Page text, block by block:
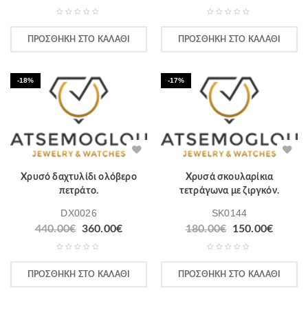
ΠΡΟΣΘΉΚΗ ΣΤΟ ΚΑΛΆΘΙ ΠΡΟΣΘΉΚΗ ΣΤΟ ΚΑΛΆΘΙ
-18%
Χρυσό δαχτυλίδι ολόβερο
πετράτο.
DX0026
440.00€ 360.00€
ΠΡΟΣΘΉΚΗ ΣΤΟ ΚΑΛΆΘΙ
-17%
Χρυσά σκουλαρίκια
τετράγωνα με ζιργκόν.
SK0144
180.00€ 150.00€
ΠΡΟΣΘΉΚΗ ΣΤΟ ΚΑΛΆΘΙ